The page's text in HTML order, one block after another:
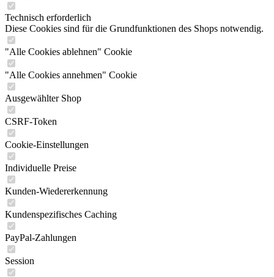
Technisch erforderlich
Diese Cookies sind für die Grundfunktionen des Shops notwendig.
"Alle Cookies ablehnen" Cookie
"Alle Cookies annehmen" Cookie
Ausgewählter Shop
CSRF-Token
Cookie-Einstellungen
Individuelle Preise
Kunden-Wiedererkennung
Kundenspezifisches Caching
PayPal-Zahlungen
Session